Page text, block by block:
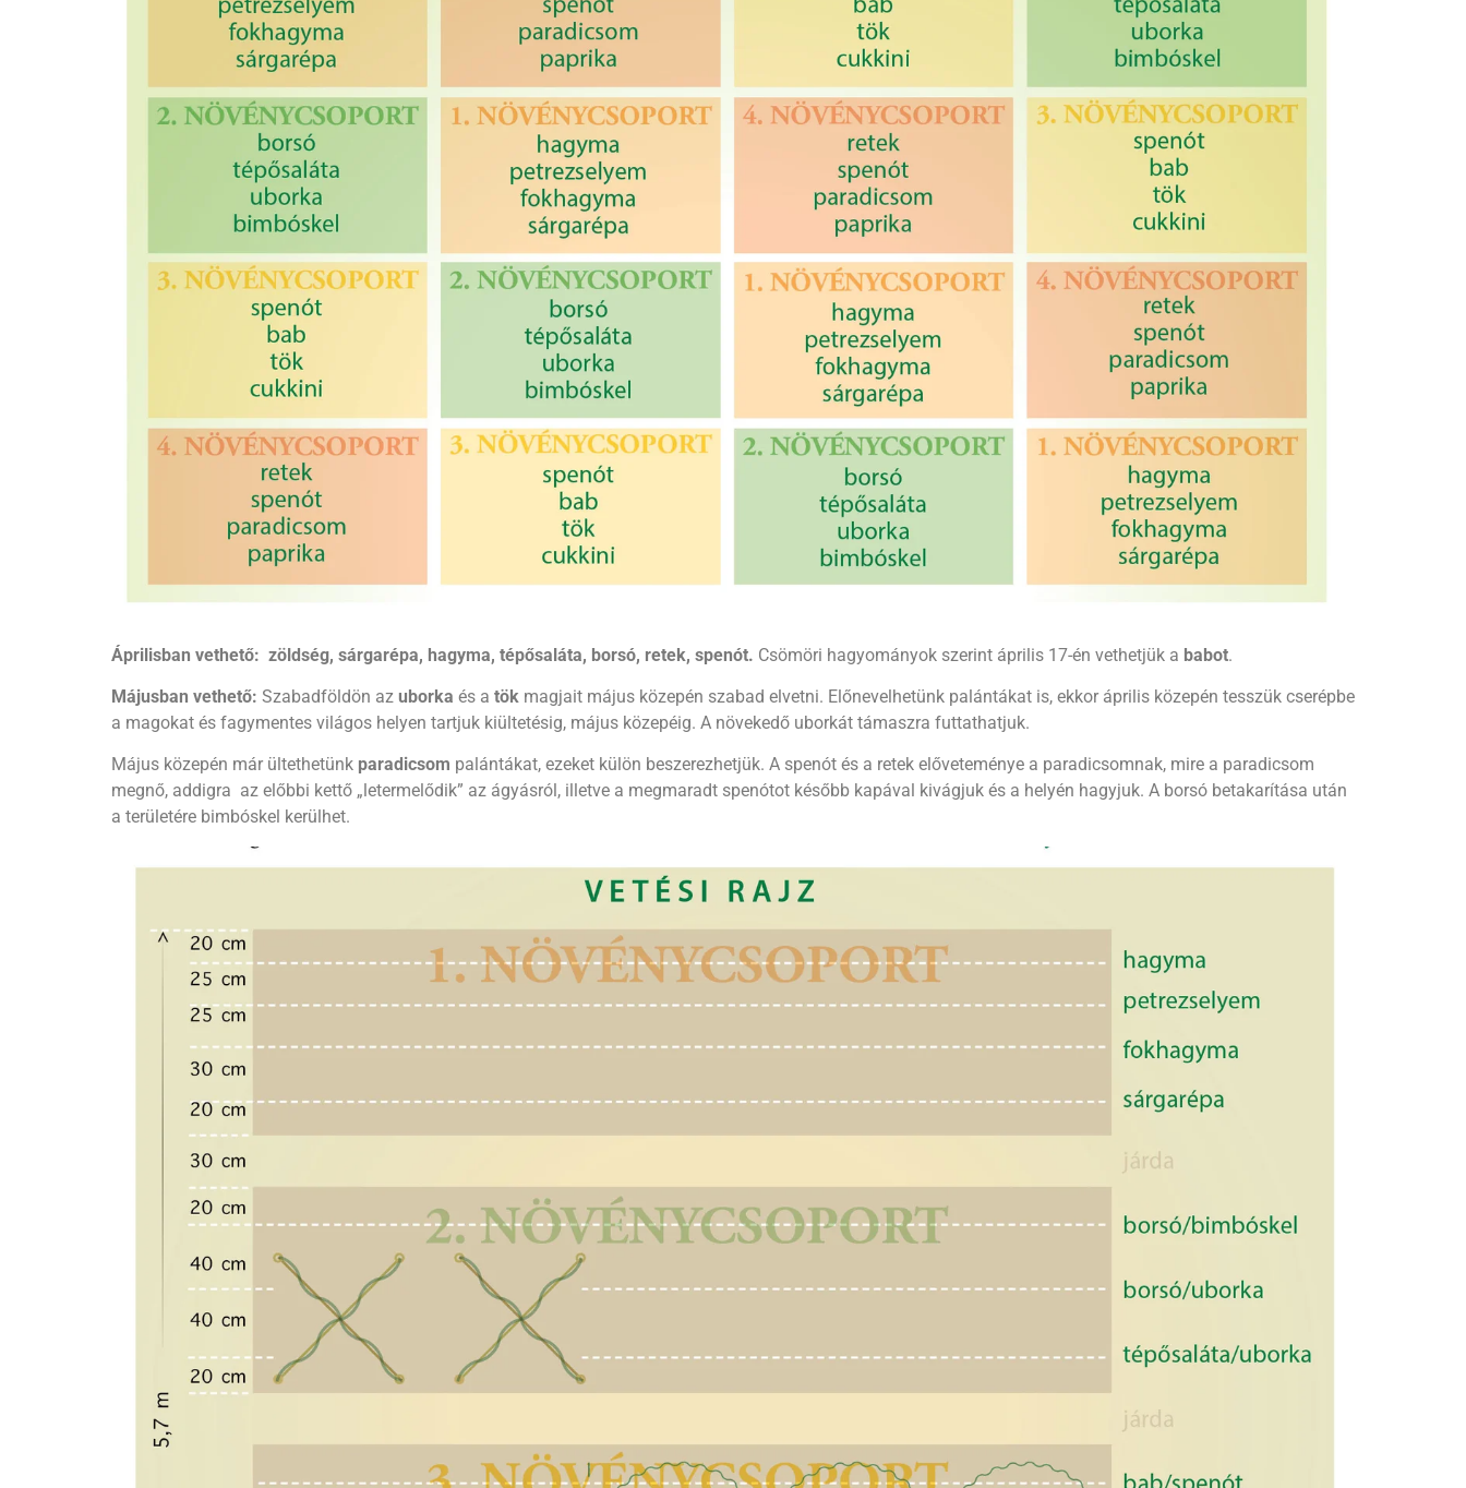
Áprilisban vethető: zöldség, sárgarépa, hagyma, tépősaláta, borsó, retek, spenót. Csömöri hagyományok szerint április 17-én vethetjük a babot.
Májusban vethető: Szabadföldön az uborka és a tök magjait május közepén szabad elvetni. Előnevelhetünk palántákat is, ekkor április közepén tesszük cserépbe
a magokat és fagymentes világos helyen tartjuk kiültetésig, május közepéig. A növekedő uborkát támaszra futtathatjuk.
Május közepén már ültethetünk paradicsom palántákat, ezeket külön beszerezhetjük. A spenót és a retek előveteménye a paradicsomnak, mire a paradicsom
megnő, addigra az előbbi kettő „letermelődik” az ágyásról, illetve a megmaradt spenótot később kapával kivágjuk és a helyén hagyjuk. A borsó betakarítása után
a területére bimbóskel kerülhet.